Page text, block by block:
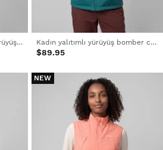
Kadın ultra hafif yalıtımlı yürüyüş ceketi Kadın yalıtımlı yürüyüş bomber ceketi
$89.95
NEW